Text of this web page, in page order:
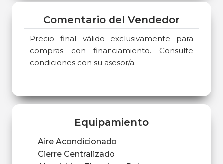
Comentario del Vendedor
Precio final válido exclusivamente para
compras con financiamiento. Consulte
condiciones con su asesor/a.
Equipamiento
Aire Acondicionado
Cierre Centralizado